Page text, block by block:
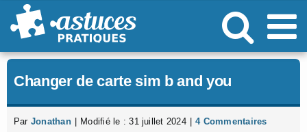
Passer
au
Changer de carte sim b and you
Par Jonathan Modifié le : 31 juillet 2024 4 Commentaires